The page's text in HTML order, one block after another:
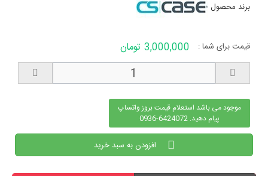
برند محصول
قیمت برای شما : 3,000,000 تومان
موجود می باشد استعلام قیمت بروز واتساپ
پیام دهید. 6424072-0936
افزودن به سبد خرید